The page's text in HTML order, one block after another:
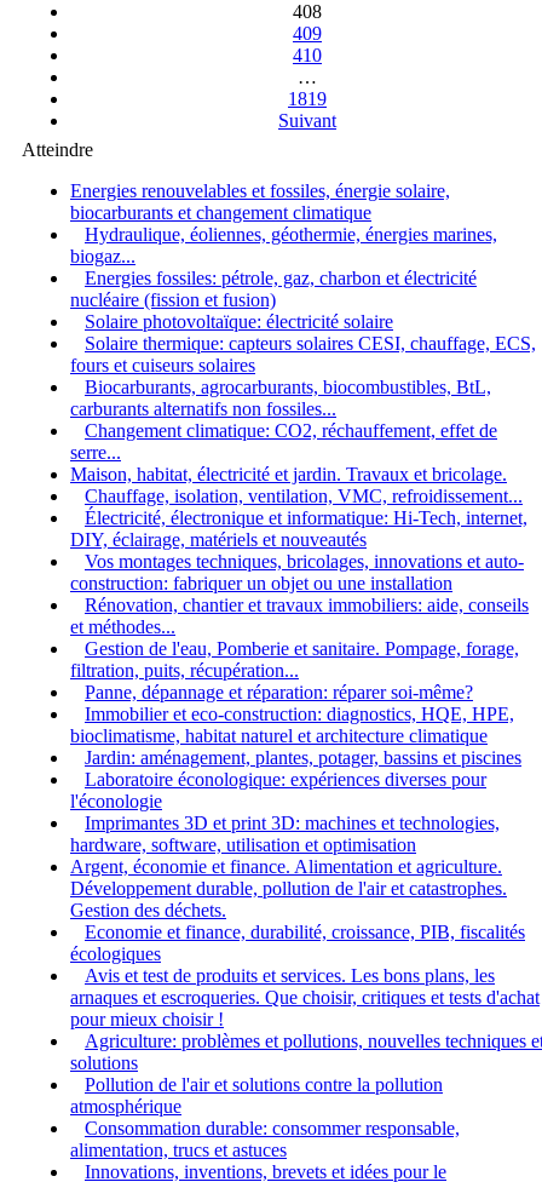
408
409
410
…
1819
Suivant
Atteindre
Energies renouvelables et fossiles, énergie solaire,
biocarburants et changement climatique
Hydraulique, éoliennes, géothermie, énergies marines,
biogaz...
Energies fossiles: pétrole, gaz, charbon et électricité
nucléaire (fission et fusion)
Solaire photovoltaïque: électricité solaire
Solaire thermique: capteurs solaires CESI, chauffage, ECS,
fours et cuiseurs solaires
Biocarburants, agrocarburants, biocombustibles, BtL,
carburants alternatifs non fossiles...
Changement climatique: CO2, réchauffement, effet de
serre...
Maison, habitat, électricité et jardin. Travaux et bricolage.
Chauffage, isolation, ventilation, VMC, refroidissement...
Électricité, électronique et informatique: Hi-Tech, internet,
DIY, éclairage, matériels et nouveautés
Vos montages techniques, bricolages, innovations et auto-
construction: fabriquer un objet ou une installation
Rénovation, chantier et travaux immobiliers: aide, conseils
et méthodes...
Gestion de l'eau, Pomberie et sanitaire. Pompage, forage,
filtration, puits, récupération...
Panne, dépannage et réparation: réparer soi-même?
Immobilier et eco-construction: diagnostics, HQE, HPE,
bioclimatisme, habitat naturel et architecture climatique
Jardin: aménagement, plantes, potager, bassins et piscines
Laboratoire éconologique: expériences diverses pour
l'éconologie
Imprimantes 3D et print 3D: machines et technologies,
hardware, software, utilisation et optimisation
Argent, économie et finance. Alimentation et agriculture.
Développement durable, pollution de l'air et catastrophes.
Gestion des déchets.
Economie et finance, durabilité, croissance, PIB, fiscalités
écologiques
Avis et test de produits et services. Les bons plans, les
arnaques et escroqueries. Que choisir, critiques et tests d'achat
pour mieux choisir !
Agriculture: problèmes et pollutions, nouvelles techniques
solutions
Pollution de l'air et solutions contre la pollution
atmosphérique
Consommation durable: consommer responsable,
alimentation, trucs et astuces
Innovations, inventions, brevets et idées pour le